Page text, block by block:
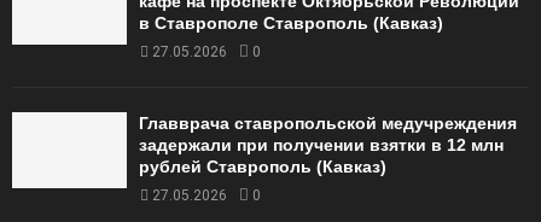
в Ставрополе Ставрополь (Кавказ)
27.05.2026 0
Главврача ставропольской медучреждения
задержали при получении взятки в 12 млн
рублей Ставрополь (Кавказ)
27.05.2026 0